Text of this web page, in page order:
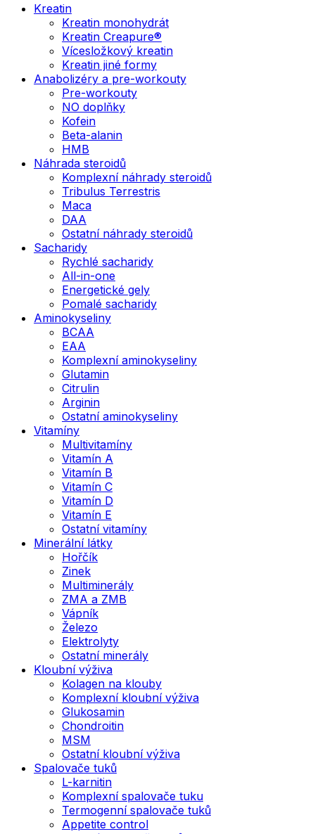
Kreatin
Kreatin monohydrát
Kreatin Creapure®
Vícesložkový kreatin
Kreatin jiné formy
Anabolizéry a pre-workouty
Pre-workouty
NO doplňky
Kofein
Beta-alanin
HMB
Náhrada steroidů
Komplexní náhrady steroidů
Tribulus Terrestris
Maca
DAA
Ostatní náhrady steroidů
Sacharidy
Rychlé sacharidy
All-in-one
Energetické gely
Pomalé sacharidy
Aminokyseliny
BCAA
EAA
Komplexní aminokyseliny
Glutamin
Citrulin
Arginin
Ostatní aminokyseliny
Vitamíny
Multivitamíny
Vitamín A
Vitamín B
Vitamín C
Vitamín D
Vitamín E
Ostatní vitamíny
Minerální látky
Hořčík
Zinek
Multiminerály
ZMA a ZMB
Vápník
Železo
Elektrolyty
Ostatní minerály
Kloubní výživa
Kolagen na klouby
Komplexní kloubní výživa
Glukosamin
Chondroitin
MSM
Ostatní kloubní výživa
Spalovače tuků
L-karnitin
Komplexní spalovače tuku
Termogenní spalovače tuků
Appetite control